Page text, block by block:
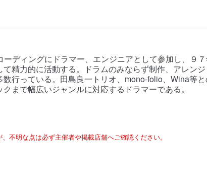
ーディングにドラマー、エンジニアとして参加し、９
精力的に活動する。ドラムのみならず制作、アレンジ
行っている。田島良一トリオ、mono-folio、Wina等
まで幅広いジャンルに対応するドラマーである。
不明な点は必ず主催者や掲載店舗へご確認ください。